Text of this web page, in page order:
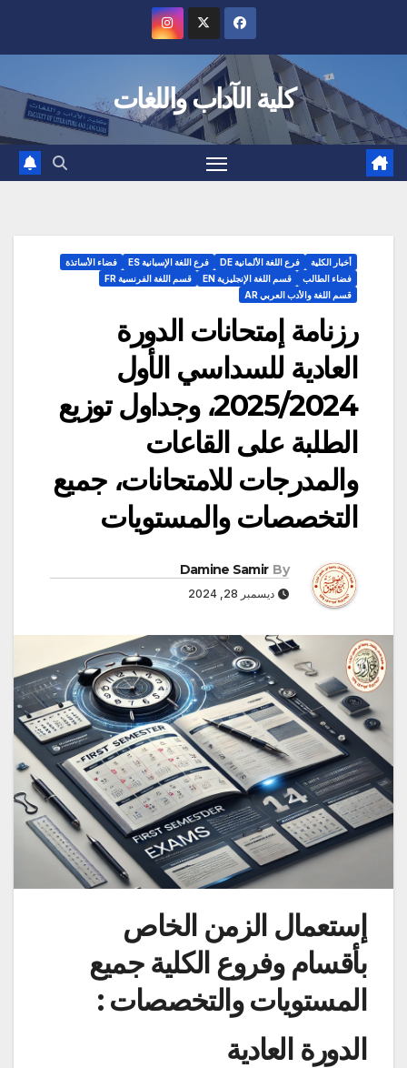
كلية الآداب واللغات
أخبار الكلية فرع اللغة الألمانية DE فرع اللغة الإسبانية ES
فضاء الأساتذة
فضاء الطالب
قسم اللغة الإنجليزية EN
قسم اللغة الفرنسية FR
قسم اللغة والأدب العربي AR
رزنامة إمتحانات الدورة
العادية للسداسي الأول
2025/2024، وجداول توزيع
الطلبة على القاعات
والمدرجات للامتحانات، جميع
التخصصات والمستويات
By
Damine Samir
ديسمبر 28, 2024
إستعمال الزمن الخاص
بأقسام وفروع الكلية جميع
المستويات والتخصصات :
الدورة العادية